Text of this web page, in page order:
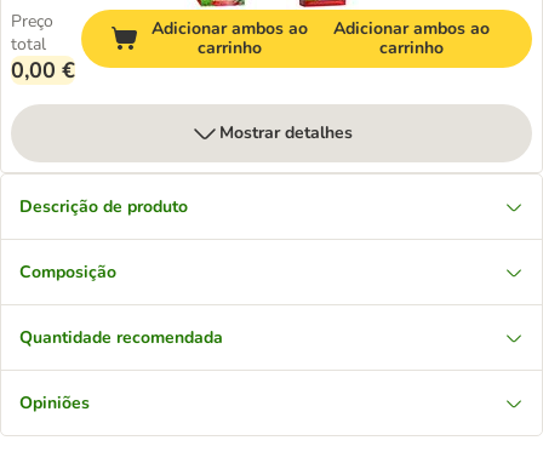
Preço
total
0,00 €
Adicionar ambos ao
carrinho
Adicionar ambos ao
carrinho
Mostrar detalhes
Descrição de produto
Composição
Quantidade recomendada
Opiniões